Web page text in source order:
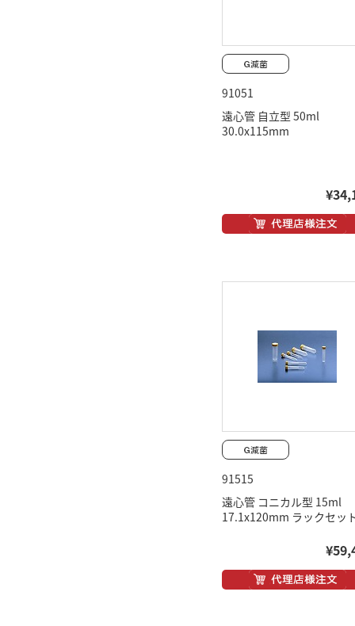
91051
遠心管 自立型 50ml
30.0x115mm
91515
遠心管 コニカル型 15ml
17.1x120mm ラックセッ